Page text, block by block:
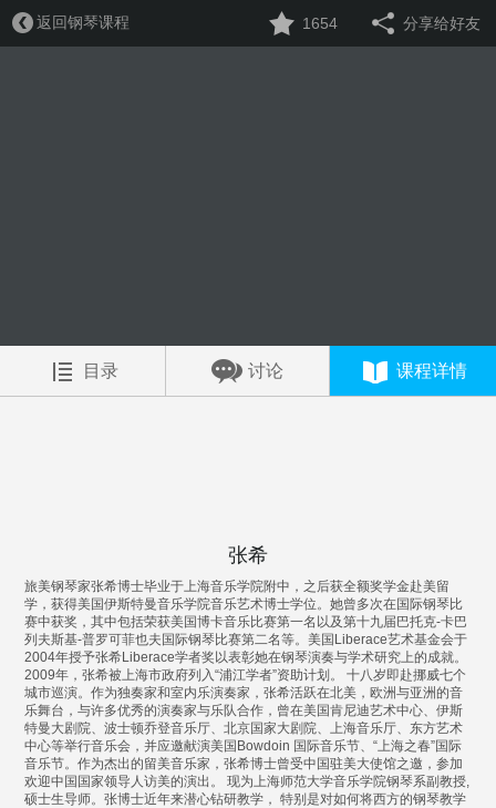
返回钢琴课程 1654 分享给好友
目录 讨论 课程详情
张希
旅美钢琴家张希博士毕业于上海音乐学院附中，之后获全额奖学金赴美留
学，获得美国伊斯特曼音乐学院音乐艺术博士学位。她曾多次在国际钢琴比
赛中获奖，其中包括荣获美国博卡音乐比赛第一名以及第十九届巴托克-卡巴
列夫斯基-普罗可菲也夫国际钢琴比赛第二名等。美国Liberace艺术基金会于
2004年授予张希Liberace学者奖以表彰她在钢琴演奏与学术研究上的成就。
2009年，张希被上海市政府列入“浦江学者”资助计划。 十八岁即赴挪威七个
城市巡演。作为独奏家和室内乐演奏家，张希活跃在北美，欧洲与亚洲的音
乐舞台，与许多优秀的演奏家与乐队合作，曾在美国肯尼迪艺术中心、伊斯
特曼大剧院、波士顿乔登音乐厅、北京国家大剧院、上海音乐厅、东方艺术
中心等举行音乐会，并应邀献演美国Bowdoin 国际音乐节、“上海之春”国际
音乐节。作为杰出的留美音乐家，张希博士曾受中国驻美大使馆之邀，参加
欢迎中国国家领导人访美的演出。 现为上海师范大学音乐学院钢琴系副教授,
硕士生导师。张博士近年来潜心钻研教学， 特别是对如何将西方的钢琴教学